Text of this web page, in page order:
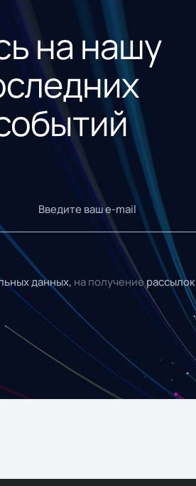
на нашу
данных, на получениерассылок